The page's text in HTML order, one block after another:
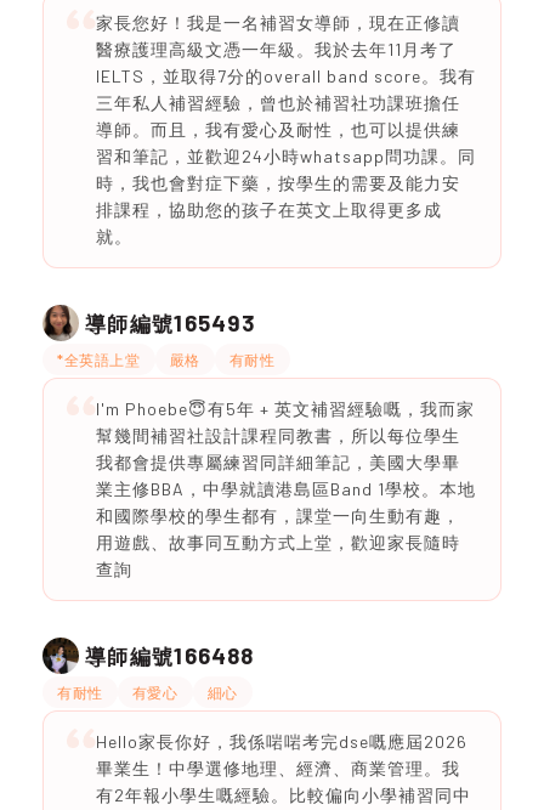
家長您好！我是一名補習女導師，現在正修讀
醫療護理高級文憑一年級。我於去年11月考了
IELTS，並取得7分的overall band score。我有
三年私人補習經驗，曾也於補習社功課班擔任
導師。而且，我有愛心及耐性，也可以提供練
習和筆記，並歡迎24小時whatsapp問功課。同
時，我也會對症下藥，按學生的需要及能力安
排課程，協助您的孩子在英文上取得更多成
就。
導師編號165493
*全英語上堂 嚴格 有耐性
I'm Phoebe😇有5年 + 英文補習經驗嘅，我而家
幫幾間補習社設計課程同教書，所以每位學生
我都會提供專屬練習同詳細筆記，美國大學畢
業主修BBA，中學就讀港島區Band 1學校。本地
和國際學校的學生都有，課堂一向生動有趣，
用遊戲、故事同互動方式上堂，歡迎家長隨時
查詢
導師編號166488
有耐性 有愛心 細心
Hello家長你好，我係啱啱考完dse嘅應屆2026
畢業生！中學選修地理、經濟、商業管理。我
有2年報小學生嘅經驗。比較偏向小學補習同中